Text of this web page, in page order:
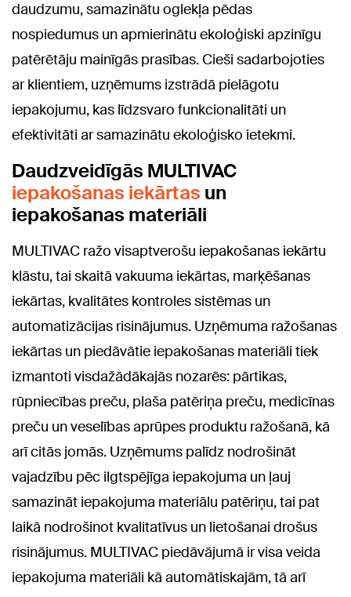
daudzumu, samazinātu oglekļa pēdas
nospiedumus un apmierinātu ekoloģiski apzinīgu
patērētāju mainīgās prasības. Cieši sadarbojoties
ar klientiem, uzņēmums izstrādā pielāgotu
iepakojumu, kas līdzsvaro funkcionalitāti un
efektivitāti ar samazinātu ekoloģisko ietekmi.
Daudzveidīgās MULTIVAC
iepakošanas iekārtas un
iepakošanas materiāli
MULTIVAC ražo visaptverošu iepakošanas iekārtu
klāstu, tai skaitā vakuuma iekārtas, marķēšanas
iekārtas, kvalitātes kontroles sistēmas un
automatizācijas risinājumus. Uzņēmuma ražošanas
iekārtas un piedāvātie iepakošanas materiāli tiek
izmantoti visdažādākajās nozarēs: pārtikas,
rūpniecības preču, plaša patēriņa preču, medicīnas
preču un veselības aprūpes produktu ražošanā, kā
arī citās jomās. Uzņēmums palīdz nodrošināt
vajadzību pēc ilgtspējīga iepakojuma un ļauj
samazināt iepakojuma materiālu patēriņu, tai pat
laikā nodrošinot kvalitatīvus un lietošanai drošus
risinājumus. MULTIVAC piedāvājumā ir visa veida
iepakojuma materiāli kā automātiskajām, tā arī